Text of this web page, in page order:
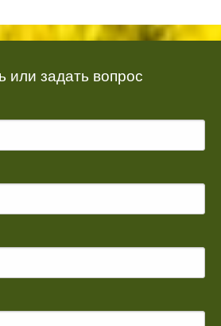
или задать вопрос